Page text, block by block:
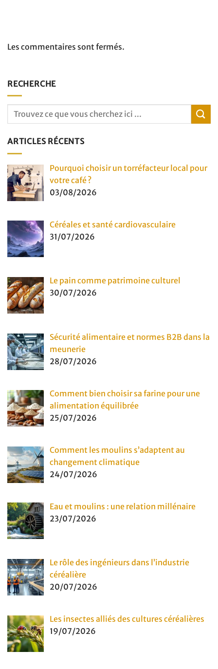
Les commentaires sont fermés.
RECHERCHE
ARTICLES RÉCENTS
Pourquoi choisir un torréfacteur local pour
votre café ?
03/08/2026
Céréales et santé cardiovasculaire
31/07/2026
Le pain comme patrimoine culturel
30/07/2026
Sécurité alimentaire et normes B2B dans la
meunerie
28/07/2026
Comment bien choisir sa farine pour une
alimentation équilibrée
25/07/2026
Comment les moulins s’adaptent au
changement climatique
24/07/2026
Eau et moulins : une relation millénaire
23/07/2026
Le rôle des ingénieurs dans l’industrie
céréalière
20/07/2026
Les insectes alliés des cultures céréalières
19/07/2026